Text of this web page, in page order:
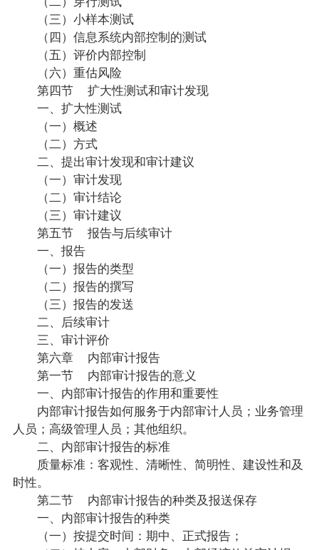
（三）小样本测试
（四）信息系统内部控制的测试
（五）评价内部控制
（六）重估风险
第四节 扩大性测试和审计发现
一、扩大性测试
（一）概述
（二）方式
二、提出审计发现和审计建议
（一）审计发现
（二）审计结论
（三）审计建议
第五节 报告与后续审计
一、报告
（一）报告的类型
（二）报告的撰写
（三）报告的发送
二、后续审计
三、审计评价
第六章 内部审计报告
第一节 内部审计报告的意义
一、内部审计报告的作用和重要性
内部审计报告如何服务于内部审计人员；业务管理
人员；高级管理人员；其他组织。
二、内部审计报告的标准
质量标准：客观性、清晰性、简明性、建设性和及
时性。
第二节 内部审计报告的种类及报送保存
一、内部审计报告的种类
（一）按提交时间：期中、正式报告；